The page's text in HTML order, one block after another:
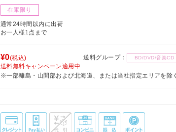
在庫限り
通常24時間以内に出荷
お一人様1点まで
¥0(税込) 送料グループ： BD/DVD/音楽CD
送料無料キャンペーン適用中
※一部離島・山間部および北海道、または当社指定エリアを除く